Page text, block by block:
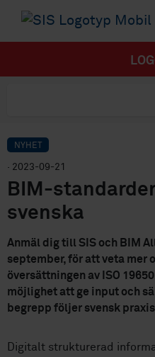
NYHET
· 2023-09-21
BIM-
svenska
Anmäl dig till SIS och BIM
september, för att veta mer
översättningen av ISO
möjlighet att ge input och
begrepp följer svensk
Digitalt strukturerad